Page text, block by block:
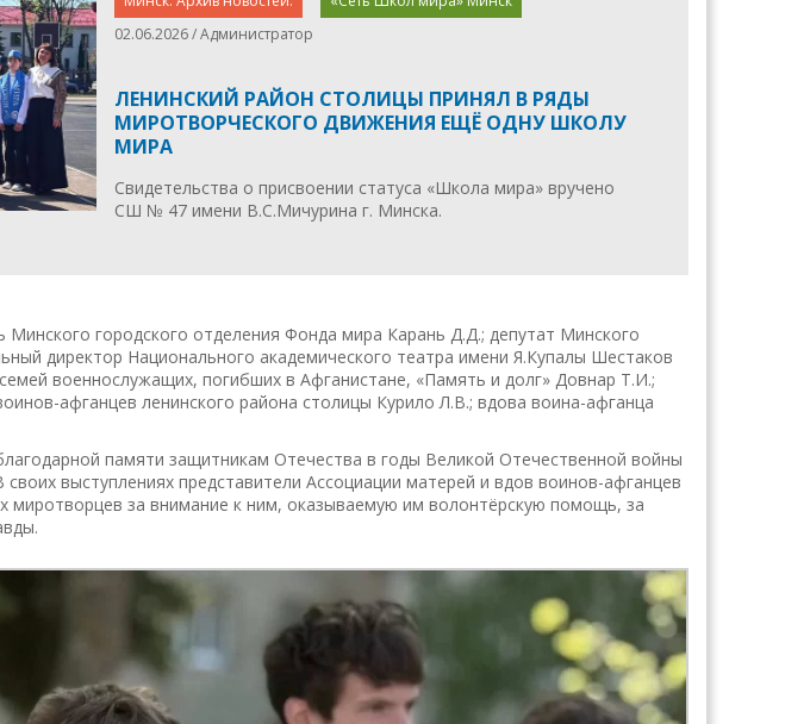
02.06.2026 / Администратор
ЛЕНИНСКИЙ РАЙОН СТОЛИЦЫ ПРИНЯЛ В РЯДЫ
МИРОТВОРЧЕСКОГО ДВИЖЕНИЯ ЕЩЁ ОДНУ ШКОЛУ
МИРА
Свидетельства о присвоении статуса «Школа мира» вручено
СШ № 47 имени В.С.Мичурина г. Минска.
Минского городского отделения Фонда мира Карань Д.Д.; депутат Минского
директор Национального академического театра имени Я.Купалы Шестаков
военнослужащих, погибших в Афганистане, «Память и долг» Довнар Т.И.;
афганцев ленинского района столицы Курило Л.В.; вдова воина-афганца
памяти защитникам Отечества в годы Великой Отечественной войны
выступлениях представители Ассоциации матерей и вдов воинов-афганцев
миротворцев за внимание к ним, оказываемую им волонтёрскую помощь, за